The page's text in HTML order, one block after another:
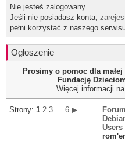
Nie jesteś zalogowany.
Jeśli nie posiadasz konta,
pełni korzystać z naszego
Ogłoszenie
Prosimy o pomoc dla
Fundację
Więcej informacji na
Strony: 1 2 3 … 6 ▶
Forum
Users